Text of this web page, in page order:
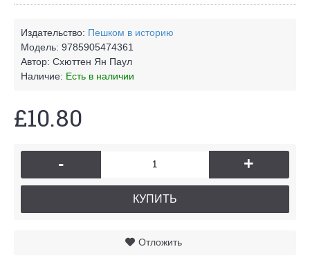
Издательство: Пешком в историю
Модель: 9785905474361
Автор: Схюттен Ян Паул
Наличие: Есть в наличии
£10.80
- +
КУПИТЬ
Отложить